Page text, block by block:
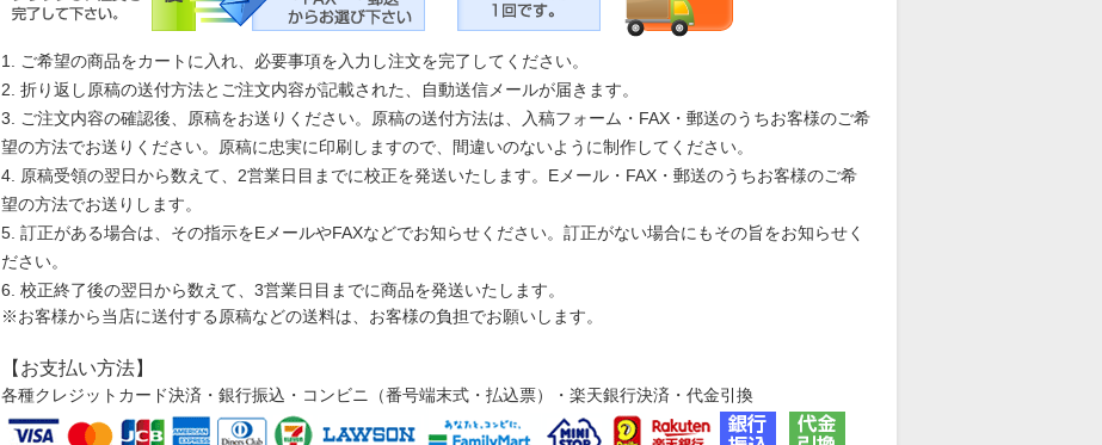
ご希望の商品をカートに入れ、必要事項を入力し注文を完了してください。
折り返し原稿の送付方法とご注文内容が記載された、自動送信メールが届きます。
ご注文内容の確認後、原稿をお送りください。原稿の送付方法は、入稿フォーム・FAX・郵送のうちお客様のご希
望の方法でお送りください。原稿に忠実に印刷しますので、間違いのないように制作してください。
原稿受領の翌日から数えて、2営業日目までに校正を発送いたします。Eメール・FAX・郵送のうちお客様のご希
望の方法でお送りします。
訂正がある場合は、その指示をEメールやFAXなどでお知らせください。訂正がない場合にもその旨をお知らせく
ださい。
校正終了後の翌日から数えて、3営業日目までに商品を発送いたします。
※お客様から当店に送付する原稿などの送料は、お客様の負担でお願いします。
【お支払い方法】
各種クレジットカード決済・銀行振込・コンビニ（番号端末式・払込票）・楽天銀行決済・代金引換